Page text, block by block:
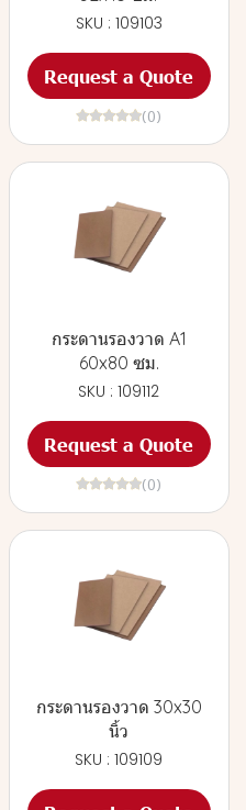
SKU : 109103
Request a Quote
(0)
กระดานรองวาด A1
60x80 ซม.
SKU : 109112
Request a Quote
(0)
กระดานรองวาด 30x30
นิ้ว
SKU : 109109